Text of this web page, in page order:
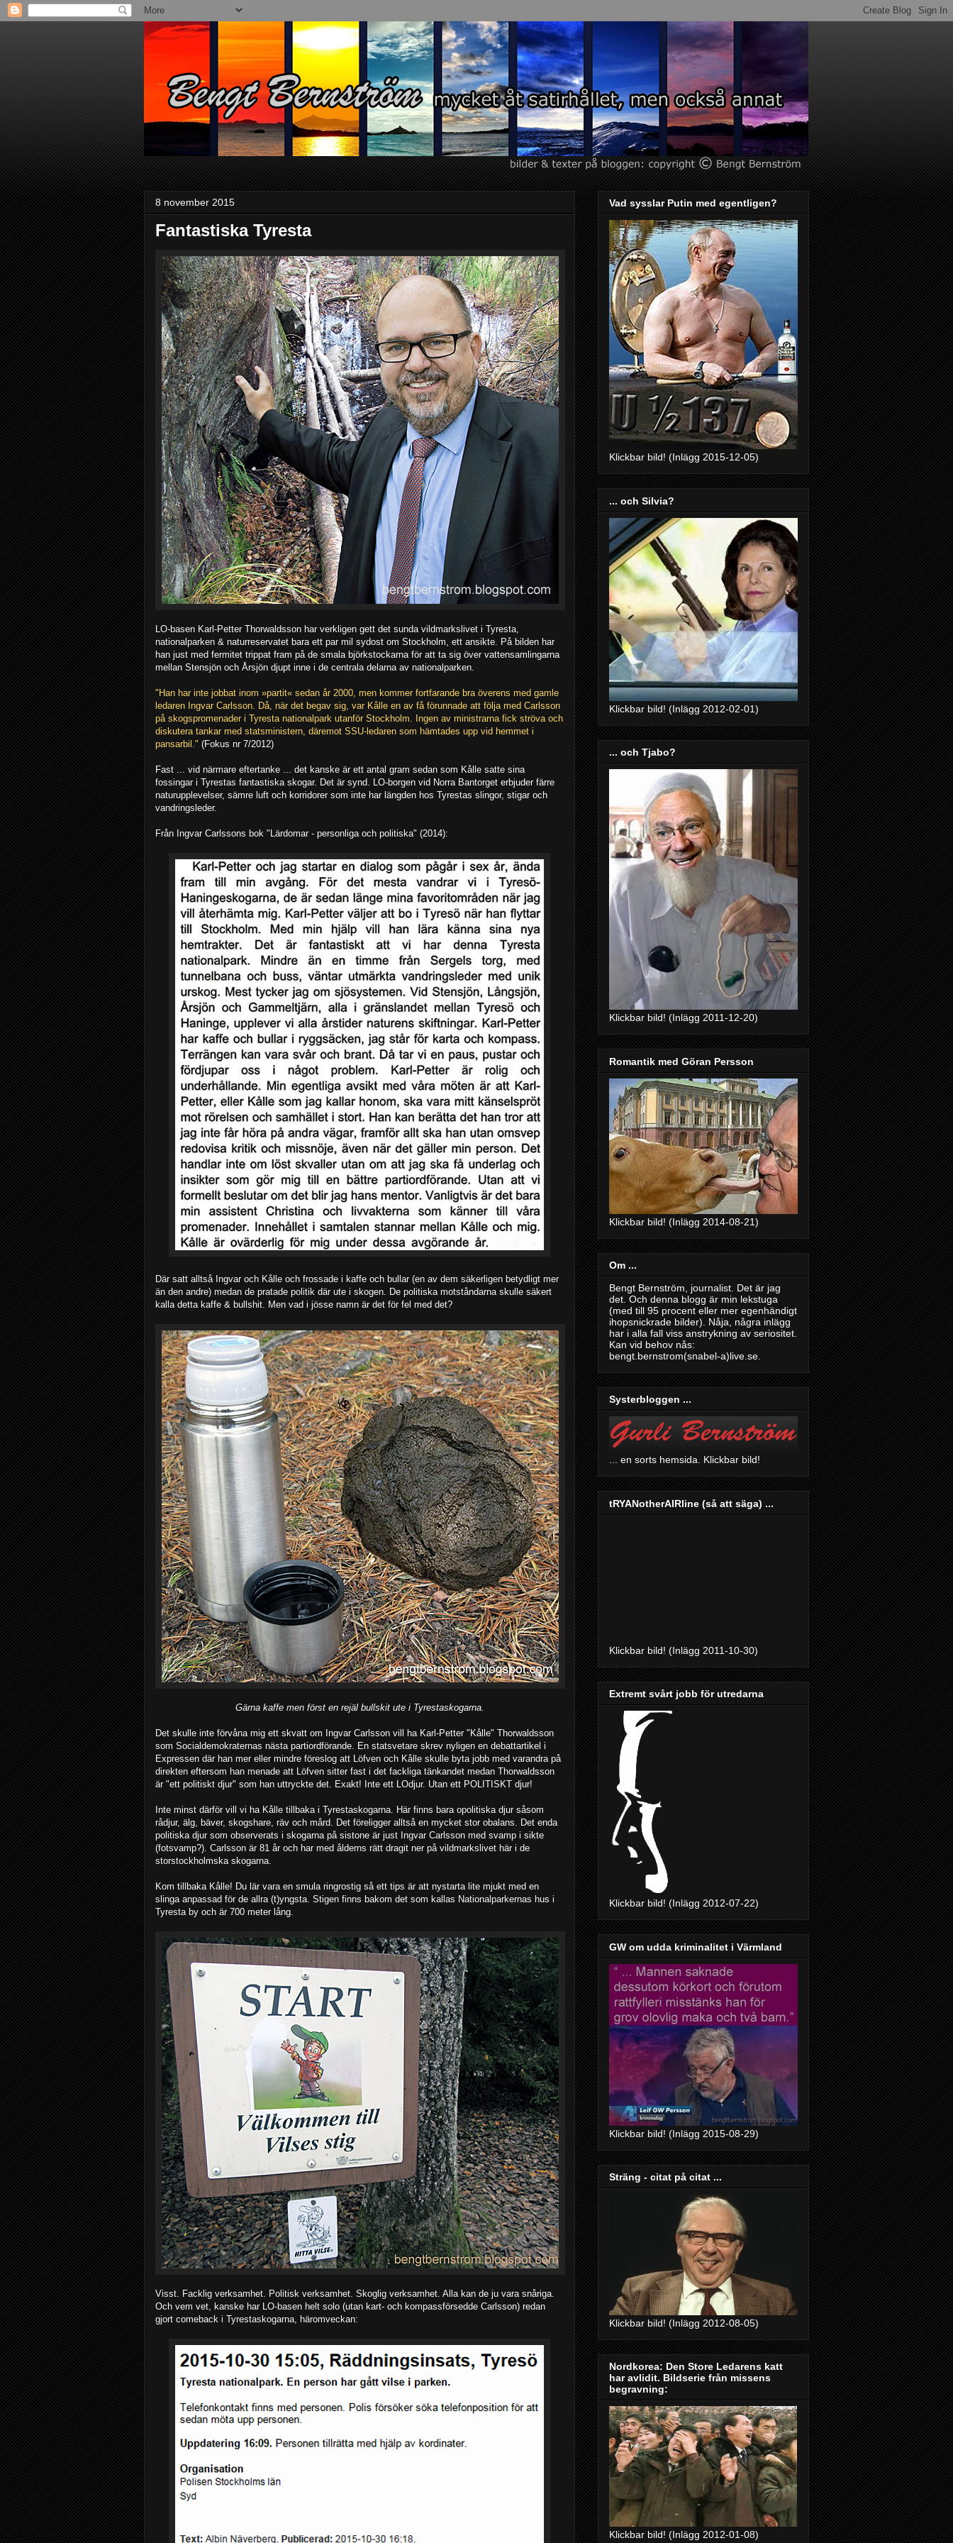
8 november 2015
Fantastiska Tyresta
LO-basen Karl-Petter Thorwaldsson har verkligen gett det sunda vildmarkslivet i Tyresta,
nationalparken & naturreservatet bara ett par mil sydost om Stockholm, ett ansikte. På bilden har
han just med fermitet trippat fram på de smala björkstockarna för att ta sig över vattensamlingarna
mellan Stensjön och Årsjön djupt inne i de centrala delarna av nationalparken.
"Han har inte jobbat inom »partit« sedan år 2000, men kommer fortfarande bra överens med gamle
ledaren Ingvar Carlsson. Då, när det begav sig, var Kålle en av få förunnade att följa med Carlsson
på skogspromenader i Tyresta nationalpark utanför Stockholm. Ingen av ministrarna fick ströva och
diskutera tankar med statsministern, däremot SSU-ledaren som hämtades upp vid hemmet i
pansarbil." (Fokus nr 7/2012)
Fast ... vid närmare eftertanke ... det kanske är ett antal gram sedan som Kålle satte sina
fossingar i Tyrestas fantastiska skogar. Det är synd. LO-borgen vid Norra Bantorget erbjuder färre
naturupplevelser, sämre luft och korridorer som inte har längden hos Tyrestas slingor, stigar och
vandringsleder.
Från Ingvar Carlssons bok "Lärdomar - personliga och politiska" (2014):
Där satt alltså Ingvar och Kålle och frossade i kaffe och bullar (en av dem säkerligen betydligt mer
än den andre) medan de pratade politik där ute i skogen. De politiska motståndarna skulle säkert
kalla detta kaffe & bullshit. Men vad i jösse namn är det för fel med det?
Gärna kaffe men först en rejäl bullskit ute i Tyrestaskogarna.
Det skulle inte förvåna mig ett skvatt om Ingvar Carlsson vill ha Karl-Petter "Kålle" Thorwaldsson
som Socialdemokraternas nästa partiordförande. En statsvetare skrev nyligen en debattartikel i
Expressen där han mer eller mindre föreslog att Löfven och Kålle skulle byta jobb med varandra på
direkten eftersom han menade att Löfven sitter fast i det fackliga tänkandet medan Thorwaldsson
är "ett politiskt djur" som han uttryckte det. Exakt! Inte ett LOdjur. Utan ett POLITISKT djur!
Inte minst därför vill vi ha Kålle tillbaka i Tyrestaskogarna. Här finns bara opolitiska djur såsom
rådjur, älg, bäver, skogshare, räv och mård. Det föreligger alltså en mycket stor obalans. Det enda
politiska djur som observerats i skogarna på sistone är just Ingvar Carlsson med svamp i sikte
(fotsvamp?). Carlsson är 81 år och har med ålderns rätt dragit ner på vildmarkslivet här i de
storstockholmska skogarna.
Kom tillbaka Kålle! Du lär vara en smula ringrostig så ett tips är att nystarta lite mjukt med en
slinga anpassad för de allra (t)yngsta. Stigen finns bakom det som kallas Nationalparkernas hus i
Tyresta by och är 700 meter lång.
Visst. Facklig verksamhet. Politisk verksamhet. Skoglig verksamhet. Alla kan de ju vara snåriga.
Och vem vet, kanske har LO-basen helt solo (utan kart- och kompassförsedde Carlsson) redan
gjort comeback i Tyrestaskogarna, häromveckan:
Vad sysslar Putin med egentligen?
Klickbar bild! (Inlägg 2015-12-05)
... och Silvia?
Klickbar bild! (Inlägg 2012-02-01)
... och Tjabo?
Klickbar bild! (Inlägg 2011-12-20)
Romantik med Göran Persson
Klickbar bild! (Inlägg 2014-08-21)
Om ...
Bengt Bernström, journalist. Det är jag
det. Och denna blogg är min lekstuga
(med till 95 procent eller mer egenhändigt
ihopsnickrade bilder). Nåja, några inlägg
har i alla fall viss anstrykning av seriositet.
Kan vid behov nås:
bengt.bernstrom(snabel-a)live.se.
Systerbloggen ...
... en sorts hemsida. Klickbar bild!
tRYANotherAIRline (så att säga) ...
Klickbar bild! (Inlägg 2011-10-30)
Extremt svårt jobb för utredarna
Klickbar bild! (Inlägg 2012-07-22)
GW om udda kriminalitet i Värmland
Klickbar bild! (Inlägg 2015-08-29)
Sträng - citat på citat ...
Klickbar bild! (Inlägg 2012-08-05)
Nordkorea: Den Store Ledarens katt
har avlidit. Bildserie från missens
begravning:
Klickbar bild! (Inlägg 2012-01-08)